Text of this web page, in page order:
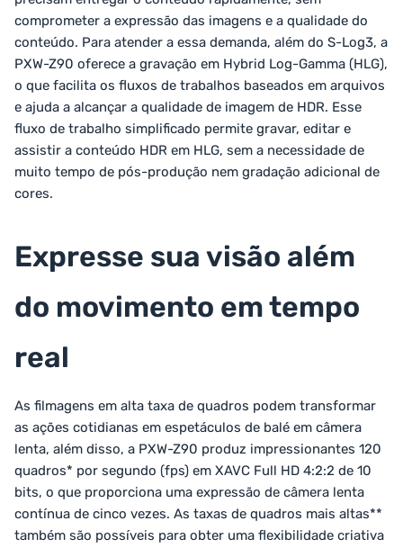
comprometer a expressão das imagens e a qualidade do
conteúdo. Para atender a essa demanda, além do S-Log3, a
PXW-Z90 oferece a gravação em Hybrid Log-Gamma (HLG),
o que facilita os fluxos de trabalhos baseados em arquivos
e ajuda a alcançar a qualidade de imagem de HDR. Esse
fluxo de trabalho simplificado permite gravar, editar e
assistir a conteúdo HDR em HLG, sem a necessidade de
muito tempo de pós-produção nem gradação adicional de
cores.
Expresse sua visão além
do movimento em tempo
real
As filmagens em alta taxa de quadros podem transformar
as ações cotidianas em espetáculos de balé em câmera
lenta, além disso, a PXW-Z90 produz impressionantes 120
quadros* por segundo (fps) em XAVC Full HD 4:2:2 de 10
bits, o que proporciona uma expressão de câmera lenta
contínua de cinco vezes. As taxas de quadros mais altas**
também são possíveis para obter uma flexibilidade criativa